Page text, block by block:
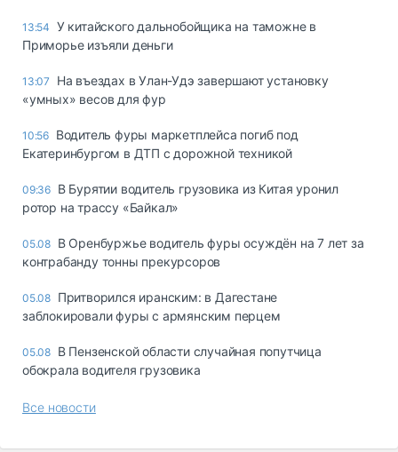
13:54 У китайского дальнобойщика на таможне в
Приморье изъяли деньги
13:07
Ha въeздax в Улaн-Удэ зaвepшaют ycтaнoвкy
«yмныx» вecoв для фyp
10:56 Водитель фуры маркетплейса погиб под
Екатеринбургом в ДТП с дорожной техникой
09:36 В Бурятии водитель грузовика из Китая уронил
ротор на трассу «Байкал»
05.08 В Оренбуржье водитель фуры осуждён на 7 лет за
контрабанду тонны прекурсоров
05.08 Притворился иранским: в Дагестане
заблокировали фуры с армянским перцем
05.08 В Пензенской области случайная попутчица
обокрала водителя грузовика
Все новости